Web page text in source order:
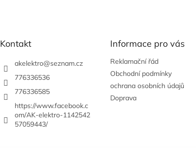
Kontakt
akelektro@seznam.cz
776336536
776336585
https://www.facebook.c
om/AK-elektro-1142542
57059443/
Informace pro vás
Reklamační řád
Obchodní podmínky
ochrana osobních údajů
Doprava